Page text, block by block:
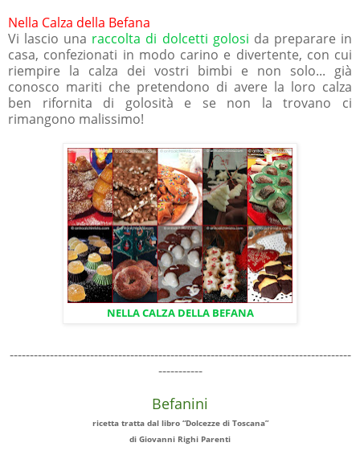
Nella Calza della Befana
Vi lascio una raccolta di dolcetti golosi da preparare in
casa, confezionati in modo carino e divertente, con cui
riempire la calza dei vostri bimbi e non solo... già
conosco mariti che pretendono di avere la loro calza
ben rifornita di golosità e se non la trovano ci
rimangono malissimo!
NELLA CALZA DELLA BEFANA
-------------------------------------------------------------------------------------
-----------
Befanini
ricetta tratta dal libro “Dolcezze di Toscana”
di Giovanni Righi Parenti